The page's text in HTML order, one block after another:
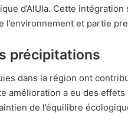
d’AlUla. Cette
l’environnement et partie
précipitations
dans la région ont
amélioration a eu des
de l’équilibre